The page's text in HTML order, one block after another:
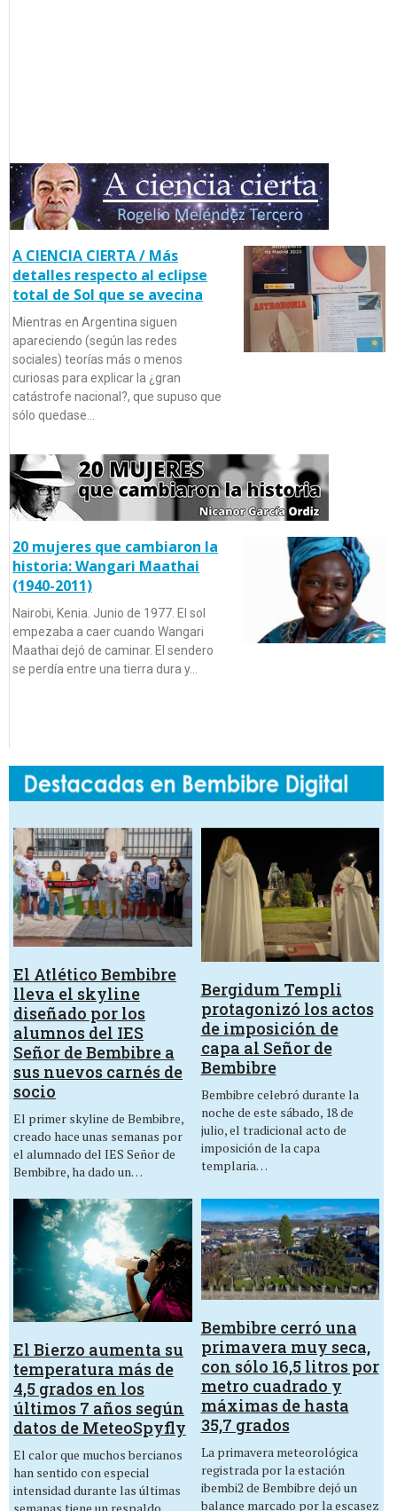
A CIENCIA CIERTA / Más
detalles respecto al eclipse
total de Sol que se avecina
Mientras en Argentina siguen
apareciendo (según las redes
sociales) teorías más o menos
curiosas para explicar la ¿gran
catástrofe nacional?, que supuso que
sólo quedase…
20 mujeres que cambiaron la
historia: Wangari Maathai
(1940-2011)
Nairobi, Kenia. Junio de 1977. El sol
empezaba a caer cuando Wangari
Maathai dejó de caminar. El sendero
se perdía entre una tierra dura y…
El Atlético Bembibre
lleva el skyline
diseñado por los
alumnos del IES
Señor de Bembibre a
sus nuevos carnés de
socio
El primer skyline de Bembibre,
creado hace unas semanas por
el alumnado del IES Señor de
Bembibre, ha dado un…
Bergidum Templi
protagonizó los actos
de imposición de
capa al Señor de
Bembibre
Bembibre celebró durante la
noche de este sábado, 18 de
julio, el tradicional acto de
imposición de la capa
templaria…
El Bierzo aumenta su
temperatura más de
4,5 grados en los
últimos 7 años según
datos de MeteoSpyfly
El calor que muchos bercianos
han sentido con especial
intensidad durante las últimas
semanas tiene un respaldo
Bembibre cerró una
primavera muy seca,
con sólo 16,5 litros por
metro cuadrado y
máximas de hasta
35,7 grados
La primavera meteorológica
registrada por la estación
ibembi2 de Bembibre dejó un
balance marcado por la escasez